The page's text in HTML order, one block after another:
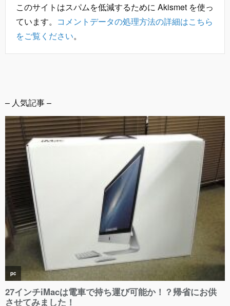
このサイトはスパムを低減するために Akismet を使っ
ています。 コメントデータの処理方法の詳細はこちら
をご覧ください。
– 人気記事 –